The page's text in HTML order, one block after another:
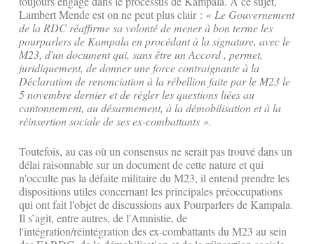
Lambert Mende est on ne peut plus clair : « Le Gouvernement
de la RDC réaffirme sa volonté de mener à bon terme les
pourparlers de Kampala en procédant à la signature, avec le
M23, d'un document qui, sans être un Accord , permet,
juridiquement, de donner une force contraignante à la
Déclaration de renonciation à la rébellion faite par le M23 le
5 novembre dernier et de régler les questions liées au
cantonnement, au désarmement, à la démobilisation et à la
réinsertion sociale de ses ex-combattants ».
Toutefois, au cas où un consensus ne serait pas trouvé dans un
délai raisonnable sur un document de cette nature et qui
n'occulte pas la défaite militaire du M23, il entend prendre les
dispositions utiles concernant les principales préoccupations
qui ont fait l'objet de discussions aux Pourparlers de Kampala.
Il s’agit, entre autres, de l'Amnistie, de
l'intégration/réintégration des ex-combattants du M23 au sein